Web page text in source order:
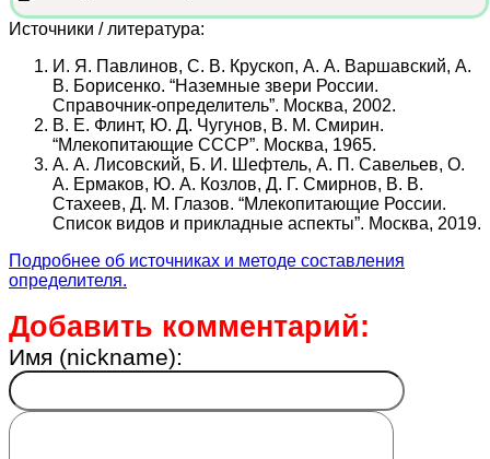
Источники / литература:
И. Я. Павлинов, С. В. Крускоп, А. А. Варшавский, А.
В. Борисенко. “Наземные звери России.
Справочник-определитель”. Москва, 2002.
В. Е. Флинт, Ю. Д. Чугунов, В. М. Смирин.
“Млекопитающие СССР”. Москва, 1965.
А. А. Лисовский, Б. И. Шефтель, А. П. Савельев, О.
А. Ермаков, Ю. А. Козлов, Д. Г. Смирнов, В. В.
Стахеев, Д. М. Глазов. “Млекопитающие России.
Список видов и прикладные аспекты”. Москва, 2019.
Подробнее об источниках и методе составления
определителя.
Добавить комментарий:
Имя (nickname):